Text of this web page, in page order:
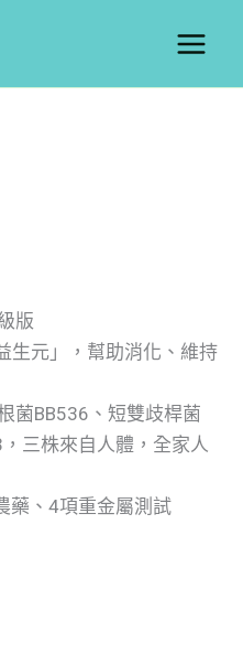
版
生元」，幫助消化、維持
菌BB536、短雙歧桿菌
三株來自人體，全家人
、4項重金屬測試